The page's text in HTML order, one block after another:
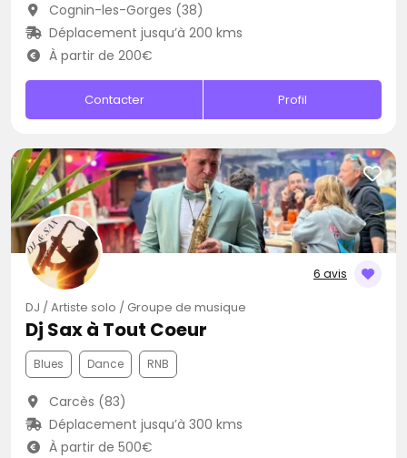
Cognin-les-Gorges (38)
Déplacement jusqu’à 200 kms
À partir de 200€
Contacter Profil
6 avis
DJ / Artiste solo / Groupe de musique
Dj Sax à Tout Coeur
Blues Dance RNB
Carcès (83)
Déplacement jusqu’à 300 kms
À partir de 500€